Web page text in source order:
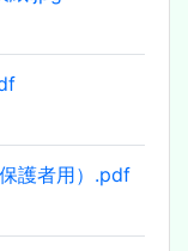
護者用）.pdf